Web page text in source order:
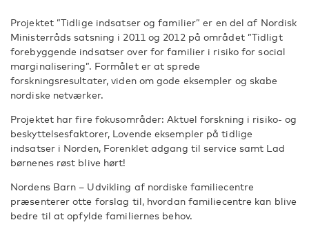
Projektet ”Tidlige indsatser og familier” er en del af Nordisk
Ministerråds satsning i 2011 og 2012 på området ”Tidligt
forebyggende indsatser over for familier i risiko for social
marginalisering”. Formålet er at sprede
forskningsresultater, viden om gode eksempler og skabe
nordiske netværker.
Projektet har fire fokusområder: Aktuel forskning i risiko- og
beskyttelsesfaktorer, Lovende eksempler på tidlige
indsatser i Norden, Forenklet adgang til service samt Lad
børnenes røst blive hørt!
Nordens Barn – Udvikling af nordiske familiecentre
præsenterer otte forslag til, hvordan familiecentre kan blive
bedre til at opfylde familiernes behov.